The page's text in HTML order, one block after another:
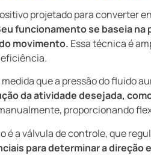
projetado para converter
funcionamento se baseia
movimento. Essa técnica é
que a pressão do fluido
da atividade desejada,
proporcionando
a válvula de controle, que
para determinar a direção